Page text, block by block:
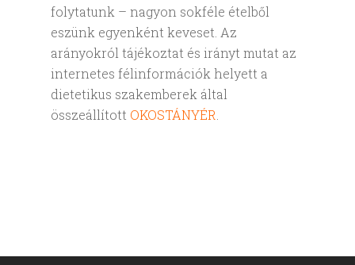
folytatunk – nagyon sokféle ételből
eszünk egyenként keveset. Az
arányokról tájékoztat és irányt mutat az
internetes félinformációk helyett a
dietetikus szakemberek által
összeállított OKOSTÁNYÉR